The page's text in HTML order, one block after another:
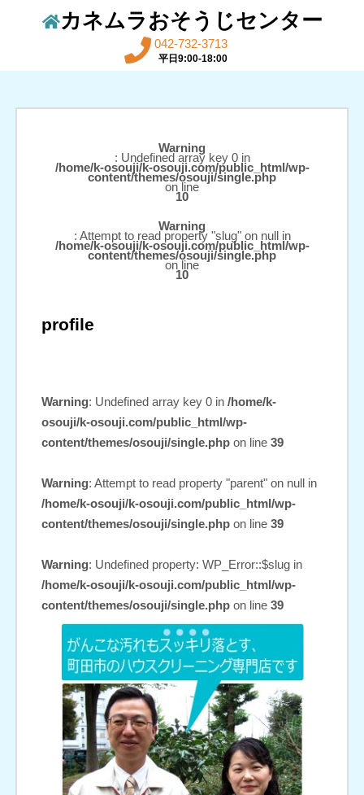
カネムラおそうじセンター
042-732-3713
平日9:00-18:00
Warning
: Undefined array key 0 in
/home/k-osouji/k-osouji.com/public_html/wp-
content/themes/osouji/single.php
on line
10
Warning
: Attempt to read property "slug" on null in
/home/k-osouji/k-osouji.com/public_html/wp-
content/themes/osouji/single.php
on line
10
profile
Warning: Undefined array key 0 in /home/k-
osouji/k-osouji.com/public_html/wp-
content/themes/osouji/single.phpon line 39
Warning: Attempt to read property "parent" on null in
/home/k-osouji/k-osouji.com/public_html/wp-
content/themes/osouji/single.phpon line 39
Warning: Undefined property: WP_Error::$slug in
/home/k-osouji/k-osouji.com/public_html/wp-
content/themes/osouji/single.phpon line 39